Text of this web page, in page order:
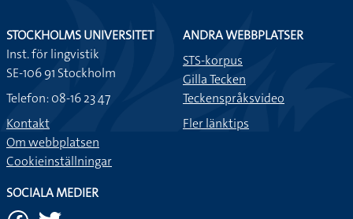
STOCKHOLMS UNIVERSITET
Inst. för lingvistik
SE-106 91 Stockholm
Telefon: 08-16 23 47
Kontakt
Om webbplatsen
Cookieinställningar
ANDRA WEBBPLATSER
STS-korpus
Gilla Tecken
Teckenspråksvideo
Fler länktips
SOCIALA MEDIER